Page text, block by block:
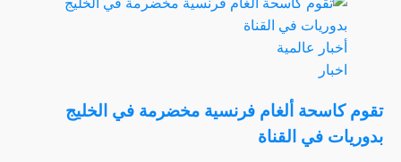
عن
ديزني
تزيح
عن
تفاصيل
دوبلاج
أخبار عالمية
اخبار
تقوم كاسحة ألغام فرنسية مخضرمة في الخليج
بدوريات في القناة